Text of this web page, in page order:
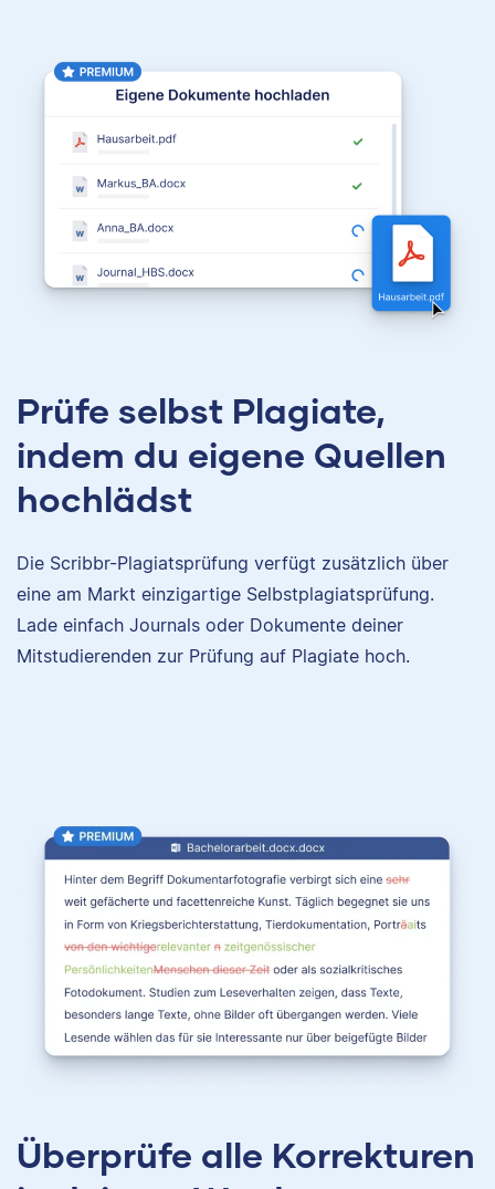
Prüfe selbst Plagiate,
indem du eigene Quellen
hochlädst
Die Scribbr-Plagiatsprüfung verfügt zusätzlich über
eine am Markt einzigartige Selbstplagiatsprüfung.
Lade einfach Journals oder Dokumente deiner
Mitstudierenden zur Prüfung auf Plagiate hoch.
Überprüfe alle Korrekturen